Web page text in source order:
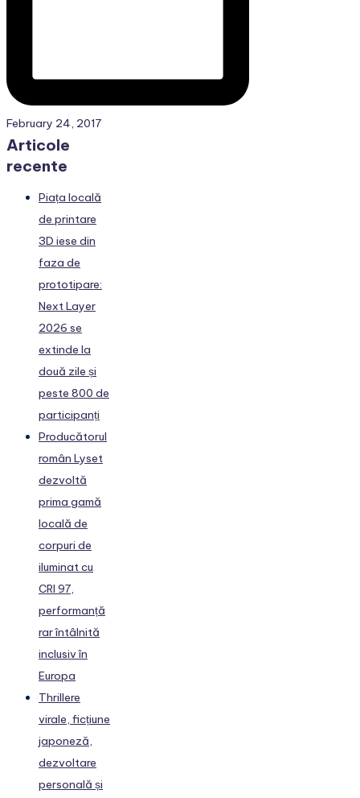
February 24, 2017
Articole
recente
Piața locală
de printare
3D iese din
faza de
prototipare:
Next Layer
2026 se
extinde la
două zile și
peste 800 de
participanți
Producătorul
român Lyset
dezvoltă
prima gamă
locală de
corpuri de
iluminat cu
CRI 97,
performanță
rar întâlnită
inclusiv în
Europa
Thrillere
virale, ficțiune
japoneză,
dezvoltare
personală și